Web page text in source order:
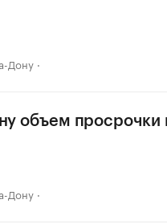
Дону
объем просрочки
Дону